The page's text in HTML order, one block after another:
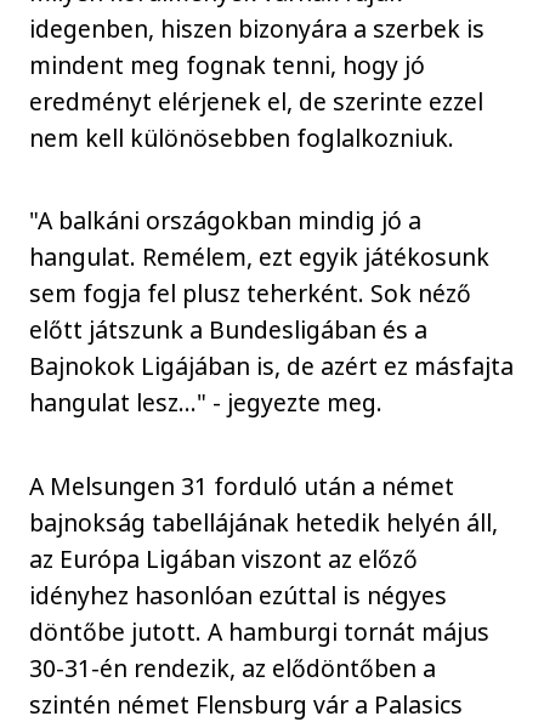
idegenben, hiszen bizonyára a szerbek is
mindent meg fognak tenni, hogy jó
eredményt elérjenek el, de szerinte ezzel
nem kell különösebben foglalkozniuk.
"A balkáni országokban mindig jó a
hangulat. Remélem, ezt egyik játékosunk
sem fogja fel plusz teherként. Sok néző
előtt játszunk a Bundesligában és a
Bajnokok Ligájában is, de azért ez másfajta
hangulat lesz..." - jegyezte meg.
A Melsungen 31 forduló után a német
bajnokság tabellájának hetedik helyén áll,
az Európa Ligában viszont az előző
idényhez hasonlóan ezúttal is négyes
döntőbe jutott. A hamburgi tornát május
30-31-én rendezik, az elődöntőben a
szintén német Flensburg vár a Palasics